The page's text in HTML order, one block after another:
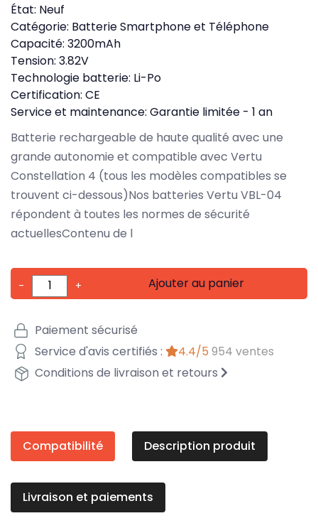
État: Neuf
Catégorie: Batterie Smartphone et Téléphone
Capacité: 3200mAh
Tension: 3.82V
Technologie batterie: Li-Po
Certification: CE
Service et maintenance: Garantie limitée - 1 an
Batterie rechargeable de haute qualité avec une
grande autonomie et compatible avec Vertu
Constellation 4 (tous les modèles compatibles se
trouvent ci-dessous)Nos batteries Vertu VBL-04
répondent à toutes les normes de sécurité
actuellesContenu de l
- + Ajouter au panier
Paiement sécurisé
Service d'avis certifiés :
4.4/5 954 ventes
Conditions de livraison et retours
Compatibilité Description produit
Livraison et paiements